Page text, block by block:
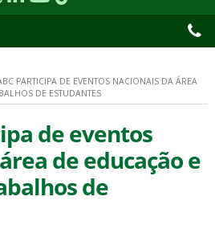
PARTICIPA DE EVENTOS NACIONAIS DA ÁREA
DE ESTUDANTES
de eventos
de educação e
de